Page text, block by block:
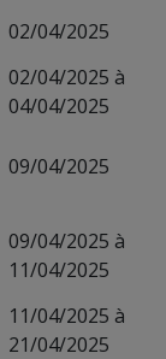
02/04/2025
02/04/2025 à
04/04/2025
09/04/2025
09/04/2025 à
11/04/2025
11/04/2025 à
21/04/2025